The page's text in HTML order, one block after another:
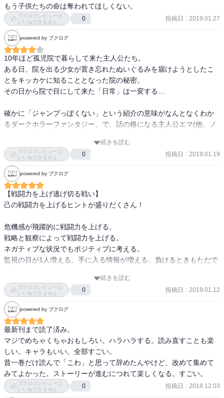
もう子供たちの命は奪われてほしくない。
ブクログレビューは
いいねできません
0 投稿日 : 2019.01.27
powered by ブクログ
10年ほど孤児院で暮らして来た主人公たち。
ある日、院を出る少女が置き忘れたぬいぐるみを届けようとしたこ
とをキッカケに知ることとなった院の秘密。
その日から院で目にして来た「日常」は一変する…
確かに「ジャンプっぽくない」という紹介の意味がなんとなくわか
るダークホラーファンタジー。で、話の格になる主人公エマ(他、ノ
をとってる感じ。ハガレンとか好きそうな人はこの話も好きそうか
も。と、思った
続きを読む
ブクログレビューは
いいねできません
0 投稿日 : 2019.01.19
powered by ブクログ
【戦闘力を上げ逃げ切る戦い】
己の戦闘力を上げるヒントが盛りだくさん！
危機感が飛躍的に戦闘力を上げる。
戦略と観察によって戦闘力を上げる。
ネガティブな状況でもポジティブに考える。
監視の目が1人増える。手に入る情報が増える。負けるときもただで
非日常的でスリリング。考えさせる要素と絆。読み物として普通に
面白い。
続きを読む
ブクログレビューは
いいねできません
0 投稿日 : 2019.01.12
powered by ブクログ
最新刊まで読了済み。
マジでめちゃくちゃおもしろい。ハラハラする。読み直すことも楽
しい。キャラもいい。全部すごい。
昔一巻だけ読んで「こわ」と思って辞めたんやけど、改めて集めて
みてよかった。ストーリーが進むにつれて楽しくなる。すごい。
ブクログレビューは
いいねできません
0 投稿日 : 2018.12.03